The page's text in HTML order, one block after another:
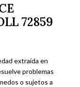
72859
extraída en
problemas
o sujetos a